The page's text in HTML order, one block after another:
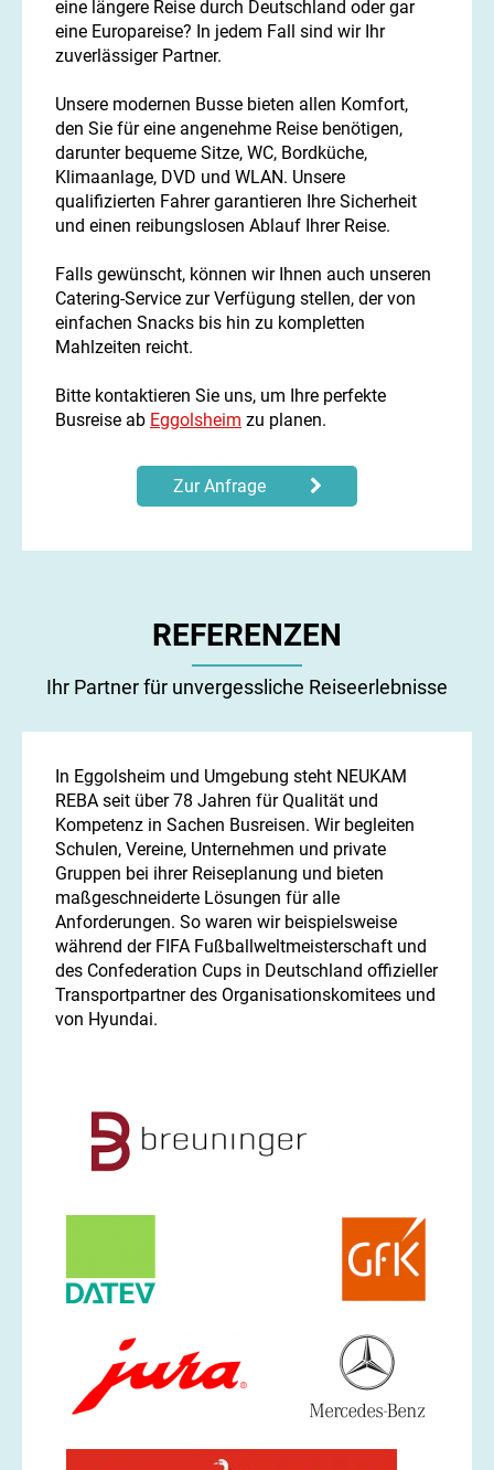
eine längere Reise durch Deutschland oder gar
eine Europareise? In jedem Fall sind wir Ihr
zuverlässiger Partner.
Unsere modernen Busse bieten allen Komfort,
den Sie für eine angenehme Reise benötigen,
darunter bequeme Sitze, WC, Bordküche,
Klimaanlage, DVD und WLAN. Unsere
qualifizierten Fahrer garantieren Ihre Sicherheit
und einen reibungslosen Ablauf Ihrer Reise.
Falls gewünscht, können wir Ihnen auch unseren
Catering-Service zur Verfügung stellen, der von
einfachen Snacks bis hin zu kompletten
Mahlzeiten reicht.
Bitte kontaktieren Sie uns, um Ihre perfekte
Busreise ab Eggolsheim zu planen.
Zur Anfrage
REFERENZEN
Ihr Partner für unvergessliche Reiseerlebnisse
In Eggolsheim und Umgebung steht NEUKAM
REBA seit über 78 Jahren für Qualität und
Kompetenz in Sachen Busreisen. Wir begleiten
Schulen, Vereine, Unternehmen und private
Gruppen bei ihrer Reiseplanung und bieten
maßgeschneiderte Lösungen für alle
Anforderungen. So waren wir beispielsweise
während der FIFA Fußballweltmeisterschaft und
des Confederation Cups in Deutschland offizieller
Transportpartner des Organisationskomitees und
von Hyundai.